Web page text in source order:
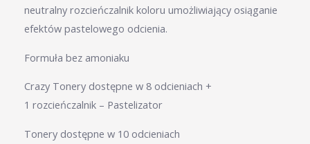
neutralny rozcieńczalnik koloru umożliwiający osiąganie
efektów pastelowego odcienia.
Formuła bez amoniaku
Crazy Tonery dostępne w 8 odcieniach +
1 rozcieńczalnik – Pastelizator
Tonery dostępne w 10 odcieniach